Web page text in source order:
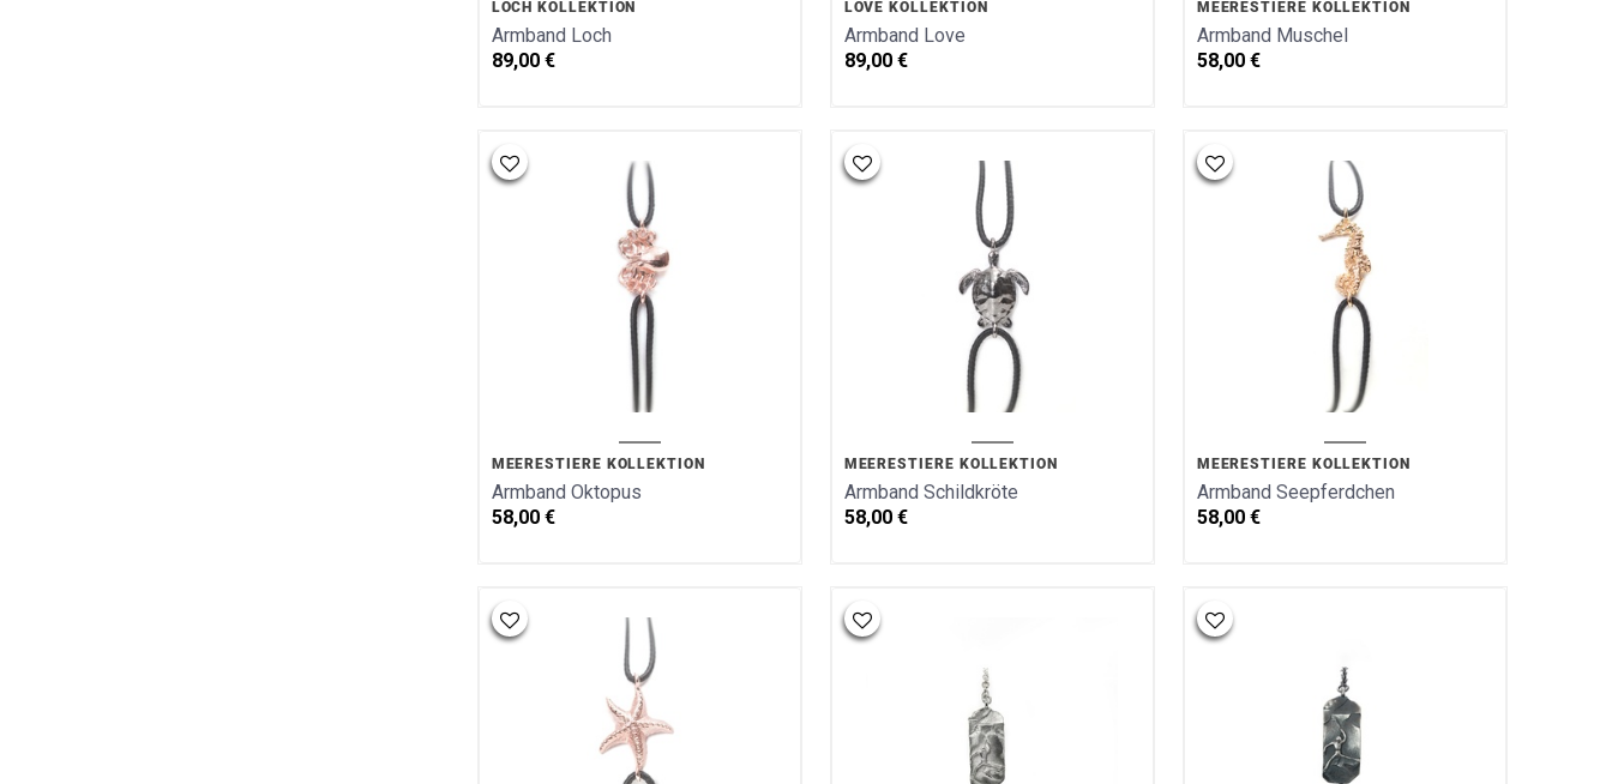
LOCH KOLLEKTION
Armband Loch
89,00€
LOVE KOLLEKTION
Armband Love
89,00€
MEERESTIERE KOLLEKTION
Armband Muschel
58,00€
MEERESTIERE KOLLEKTION
Armband Oktopus
58,00€
MEERESTIERE KOLLEKTION
Armband Schildkröte
58,00€
MEERESTIERE KOLLEKTION
Armband Seepferdchen
58,00€